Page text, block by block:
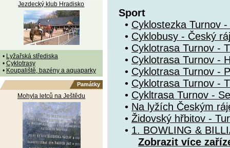
Jezdecký klub Hradisko
• Lyžařská střediska
• Cyklotrasy
• Koupaliště, bazény a aquaparky
Památky
Mohyla letců na Ještědu
Sport
• Cyklostezka Turnov
• Cyklobusy - Český ráj
• Cyklotrasa Turnov -
• Cyklotrasa Turnov -
• Cyklotrasa Turnov -
• Cyklotrasa Turnov -
• Cykltrasa Turnov -
• Na lyžích Českým
• Židovský hřbitov -
• 1. BOWLING &
Zobrazit více